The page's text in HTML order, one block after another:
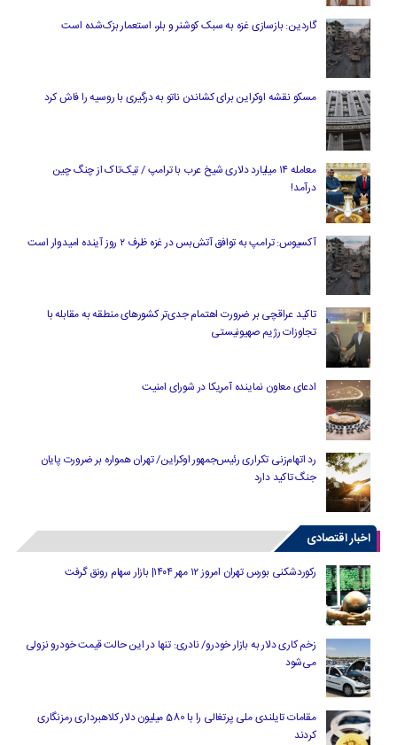
گاردین: بازسازی غزه به سبک کوشنر و بلر، استعمار بزک‌شده است
مسکو نقشه اوکراین برای کشاندن ناتو به درگیری با روسیه را فاش کرد
معامله ۱۴ میلیارد دلاری شیخ عرب با ترامپ / تیک‌تاک از چنگ چین
درآمد!
آکسیوس: ترامپ به توافق آتش‌بس در غزه ظرف ۲ روز آینده امیدوار است
تاکید عراقچی بر ضرورت اهتمام جدی‌تر کشورهای منطقه به مقابله با
تجاوزات رژیم صهیونیستی
ادعای معاون نماینده آمریکا در شورای امنیت
رد اتهام‌زنی تکراری رئیس‌جمهور اوکراین/ تهران همواره بر ضرورت پایان
جنگ تاکید دارد
اخبار اقتصادی
رکوردشکنی بورس تهران امروز ۱۲ مهر ۱۴۰۴| بازار سهام رونق گرفت
زخم کاری دلار به بازار خودرو/ نادری: تنها در این حالت قیمت خودرو نزولی
می‌شود
مقامات تایلندی ملی پرتغالی را با 580 میلیون دلار کلاهبرداری رمزنگاری
کردند